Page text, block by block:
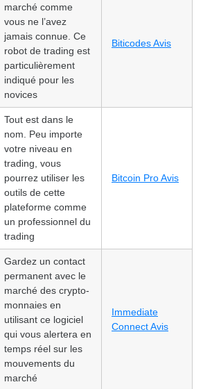
marché comme
vous ne l’avez
jamais connue. Ce
robot de trading est
particulièrement
indiqué pour les
novices
Biticodes Avis
Tout est dans le
nom. Peu importe
votre niveau en
trading, vous
pourrez utiliser les
outils de cette
plateforme comme
un professionnel du
trading
Bitcoin Pro Avis
Gardez un contact
permanent avec le
marché des crypto-
monnaies en
utilisant ce logiciel
qui vous alertera en
temps réel sur les
mouvements du
marché
Immediate
Connect Avis